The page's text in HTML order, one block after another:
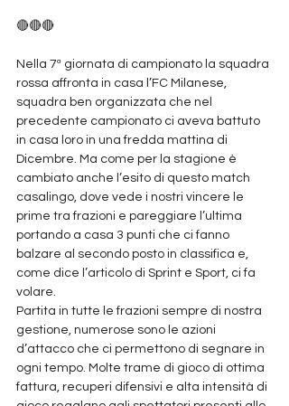
🔴🔴🔴
Nella 7ª giornata di campionato la squadra
rossa affronta in casa l’FC Milanese,
squadra ben organizzata che nel
precedente campionato ci aveva battuto
in casa loro in una fredda mattina di
Dicembre. Ma come per la stagione è
cambiato anche l’esito di questo match
casalingo, dove vede i nostri vincere le
prime tra frazioni e pareggiare l’ultima
portando a casa 3 punti che ci fanno
balzare al secondo posto in classifica e,
come dice l’articolo di Sprint e Sport, ci fa
volare.
Partita in tutte le frazioni sempre di nostra
gestione, numerose sono le azioni
d’attacco che ci permettono di segnare in
ogni tempo. Molte trame di gioco di ottima
fattura, recuperi difensivi e alta intensità di